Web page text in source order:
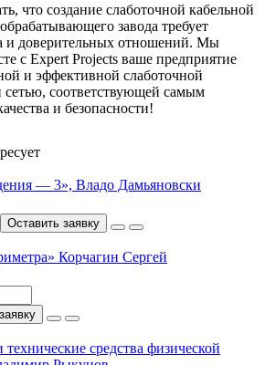
что создание слаботочной кабельной
завода требует
и доверительных отношений. Мы
с Expert Projects ваше предприятие
и эффективной слаботочной
сетью, соответствующей самым
и безопасности!
— 3», Владо Дамьяновски
Оставить заявку
Корчагин Сергей
средства физической